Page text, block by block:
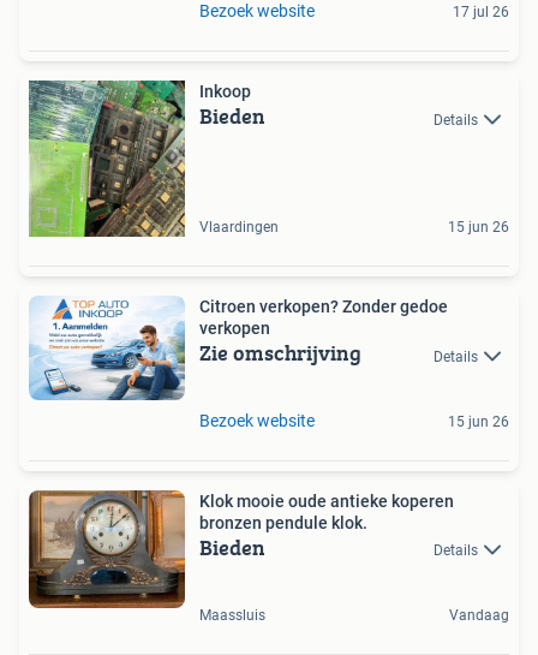
Bezoek website 17 jul 26
Inkoop
Bieden Details
Vlaardingen 15 jun 26
Citroen verkopen? Zonder gedoe
verkopen
Zie omschrijving Details
Bezoek website 15 jun 26
Klok mooie oude antieke koperen
bronzen pendule klok.
Bieden Details
Maassluis Vandaag